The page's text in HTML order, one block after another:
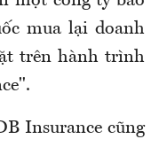
mua lại doanh
trên hành trình
Insurance cũng